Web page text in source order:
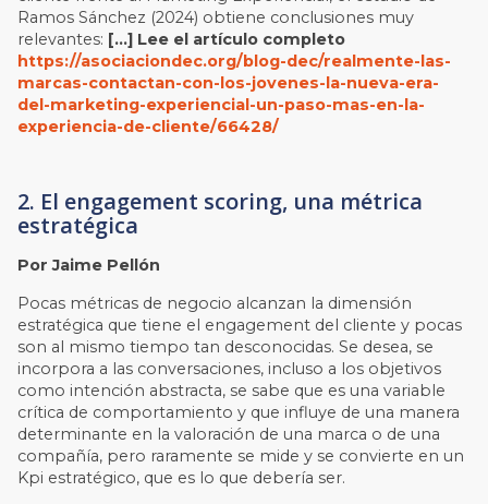
Ramos Sánchez (2024) obtiene conclusiones muy
relevantes: […] Lee el artículo completo
https://asociaciondec.org/blog-dec/realmente-las-
marcas-contactan-con-los-jovenes-la-nueva-era-
del-marketing-experiencial-un-paso-mas-en-la-
experiencia-de-cliente/66428/
2. El engagement scoring, una métrica
estratégica
Por Jaime Pellón
Pocas métricas de negocio alcanzan la dimensión
estratégica que tiene el engagement del cliente y pocas
son al mismo tiempo tan desconocidas. Se desea, se
incorpora a las conversaciones, incluso a los objetivos
como intención abstracta, se sabe que es una variable
crítica de comportamiento y que influye de una manera
determinante en la valoración de una marca o de una
compañía, pero raramente se mide y se convierte en un
Kpi estratégico, que es lo que debería ser.